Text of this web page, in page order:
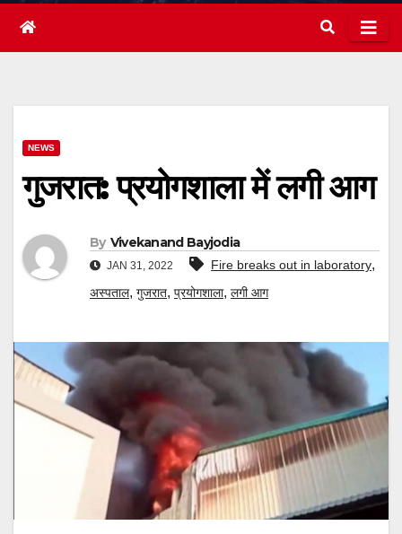
NEWS
गुजरात: प्रयोगशाला में लगी आग
By Vivekanand Bayjodia
JAN 31, 2022 Fire breaks out in laboratory,
अस्पताल, गुजरात, प्रयोगशाला, लगी आग